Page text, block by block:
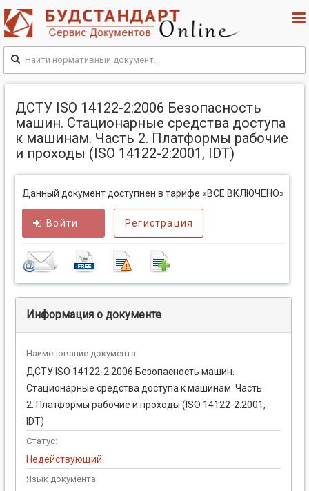
ДСТУ ISO 14122-2:2006 Безопасность
машин. Стационарные средства доступа
к машинам. Часть 2. Платформы рабочие
и проходы (ISO 14122-2:2001, IDТ)
Данный документ доступнен в тарифе «ВСЕ ВКЛЮЧЕНО»
Войти Регистрация
Информация о документе
Наименование документа:
ДСТУ ISO 14122-2:2006 Безопасность машин.
Стационарные средства доступа к машинам. Часть
2. Платформы рабочие и проходы (ISO 14122-2:2001,
IDТ)
Статус:
Недействующий
Язык документа